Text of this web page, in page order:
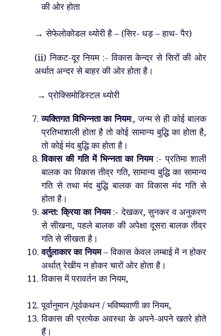
की ओर होता
→ सेफेलोकोडल थ्योरी है – (सिर- धड़ – हाथ- पैर)
(ii) निकट-दूर नियम :- विकास केन्द्र से सिरों की ओर
अर्थात अन्दर से बाहर की ओर होता है।
→ प्रोक्सिमोडिस्टल थ्योरी
व्यक्तिगत विभिन्नता का नियम:, जन्म से ही कोई बालक
प्रतिभाशाली होता है तो कोई सामान्य बुद्धि का होता है,
तो कोई मंद बुद्धि का होता है।
विकास की गति में भिन्नता का नियम:- प्रतिमा शाली
बालक का विकास तीव्र गति, सामान्य बुद्धि का सामान्य
गति से तथा मंद बुद्धि बालक का विकास मंद गति से
होता है।
अन्त: क्रिया का नियम:- देखकर, सुनकर व अनुकरण
से सीखना, पहले बालक की अपेक्षा दूसरा बालक तीव्र
गति से सीखता है।
वर्तुलाकार का नियम– विकास केवल लम्बाई में न होकर
अर्थात् रेखीय न होकर चारों ओर होता है।
विकास में परावर्तन का नियम,
पूर्वानुमान /पूर्वकथन / भविष्यवाणी का नियम,
विकास की प्रत्येक अवस्था के अपने-अपने खतरे होते
हैं।